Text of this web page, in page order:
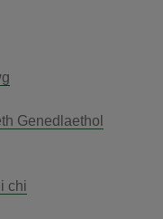
Genedlaethol
chi